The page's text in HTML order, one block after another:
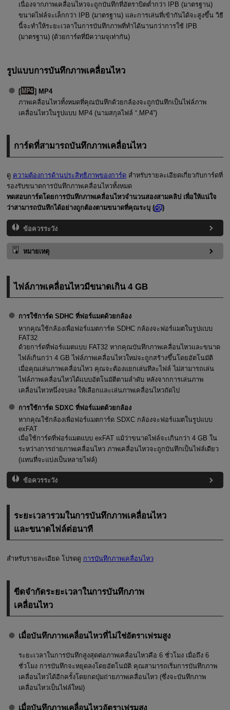
เนื่องจากภาพเคลื่อนไหวจะถูกบันทึกที่อัตราบิตต่ำกว่า IPB (มาตรฐาน)
ขนาดไฟล์จะเล็กกว่า IPB (มาตรฐาน) และการเล่นที่เข้ากันได้จะสูงขึ้น วิธี
นี้จะทำให้ระยะเวลาในการบันทึกภาพที่ทำได้นานกว่าการใช้ IPB
(มาตรฐาน) (ด้วยการ์ดที่มีความจุเท่ากัน)
รูปแบบการบันทึกภาพเคลื่อนไหว
[
] MP4
ภาพเคลื่อนไหวทั้งหมดที่คุณบันทึกด้วยกล้องจะถูกบันทึกเป็นไฟล์ภาพ
เคลื่อนไหวในรูปแบบ MP4 (นามสกุลไฟล์ “.MP4”)
การ์ดที่สามารถบันทึกภาพเคลื่อนไหว
ดู ความต้องการด้านประสิทธิภาพของการ์ดสำหรับรายละเอียดเกี่ยวกับการ์ดที่
รองรับขนาดการบันทึกภาพเคลื่อนไหวทั้งหมด
ทดสอบการ์ดโดยการบันทึกภาพเคลื่อนไหวจำนวนสองสามคลิป เพื่อให้แน่ใจ
ว่าสามารถบันทึกได้อย่างถูกต้องตามขนาดที่คุณระบุ (
)
ข้อควรระวัง
หมายเหตุ
ไฟล์ภาพเคลื่อนไหวมีขนาดเกิน 4 GB
การใช้การ์ด SDHC ที่ฟอร์แมตด้วยกล้อง
หากคุณใช้กล้องเพื่อฟอร์แมตการ์ด SDHC กล้องจะฟอร์แมตในรูปแบบ
FAT32
ด้วยการ์ดที่ฟอร์แมตแบบ FAT32 หากคุณบันทึกภาพเคลื่อนไหวและขนาด
ไฟล์เกินกว่า 4 GB ไฟล์ภาพเคลื่อนไหวใหม่จะถูกสร้างขึ้นโดยอัตโนมัติ
เมื่อคุณเล่นภาพเคลื่อนไหว คุณจะต้องแยกเล่นทีละไฟล์ ไม่สามารถเล่น
ไฟล์ภาพเคลื่อนไหวได้แบบอัตโนมัติตามลำดับ หลังจากการเล่นภาพ
เคลื่อนไหวหนึ่งจบลง ให้เลือกและเล่นภาพเคลื่อนไหวถัดไป
การใช้การ์ด SDXC ที่ฟอร์แมตด้วยกล้อง
หากคุณใช้กล้องเพื่อฟอร์แมตการ์ด SDXC กล้องจะฟอร์แมตในรูปแบบ
exFAT
เมื่อใช้การ์ดที่ฟอร์แมตแบบ exFAT แม้ว่าขนาดไฟล์จะเกินกว่า 4 GB ใน
ระหว่างการถ่ายภาพเคลื่อนไหว ภาพเคลื่อนไหวจะถูกบันทึกเป็นไฟล์เดียว
(แทนที่จะแบ่งเป็นหลายไฟล์)
ข้อควรระวัง
ระยะเวลารวมในการบันทึกภาพเคลื่อนไหว
และขนาดไฟล์ต่อนาที
สำหรับรายละเอียด โปรดดู การบันทึกภาพเคลื่อนไหว
ขีดจำกัดระยะเวลาในการบันทึกภาพ
เคลื่อนไหว
เมื่อบันทึกภาพเคลื่อนไหวที่ไม่ใช่อัตราเฟรมสูง
ระยะเวลาในการบันทึกสูงสุดต่อภาพเคลื่อนไหวคือ 6 ชั่วโมง เมื่อถึง 6
ชั่วโมง การบันทึกจะหยุดลงโดยอัตโนมัติ คุณสามารถเริ่มการบันทึกภาพ
เคลื่อนไหวได้อีกครั้งโดยกดปุ่มถ่ายภาพเคลื่อนไหว (ซึ่งจะบันทึกภาพ
เคลื่อนไหวเป็นไฟล์ใหม่)
เมื่อบันทึกภาพเคลื่อนไหวอัตราเฟรมสูง